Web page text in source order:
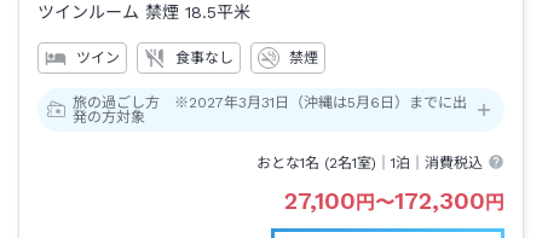
ツインルーム 禁煙 18.5平米
ツイン 食事なし 禁煙
旅の過ごし方 ※2027年3月31日（沖縄は5月6日）までに出
発の方対象
おとな1名 (2名1室)｜1泊 ｜消費税込
27,100円〜172,300円